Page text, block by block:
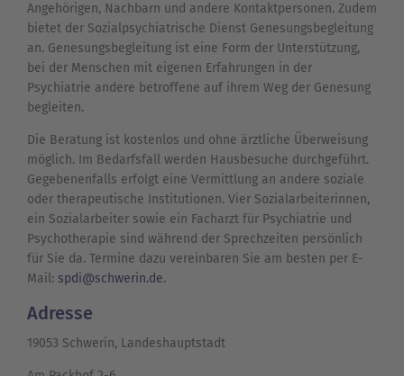
Angehörigen, Nachbarn und andere Kontaktpersonen. Zudem
bietet der Sozialpsychiatrische Dienst Genesungsbegleitung
an. Genesungsbegleitung ist eine Form der Unterstützung,
bei der Menschen mit eigenen Erfahrungen in der
Psychiatrie andere betroffene auf ihrem Weg der Genesung
begleiten.
Die Beratung ist kostenlos und ohne ärztliche Überweisung
möglich. Im Bedarfsfall werden Hausbesuche durchgeführt.
Gegebenenfalls erfolgt eine Vermittlung an andere soziale
oder therapeutische Institutionen. Vier Sozialarbeiterinnen,
ein Sozialarbeiter sowie ein Facharzt für Psychiatrie und
Psychotherapie sind während der Sprechzeiten persönlich
für Sie da. Termine dazu vereinbaren Sie am besten per E-
Mail: spdi@schwerin.de.
Adresse
19053 Schwerin, Landeshauptstadt